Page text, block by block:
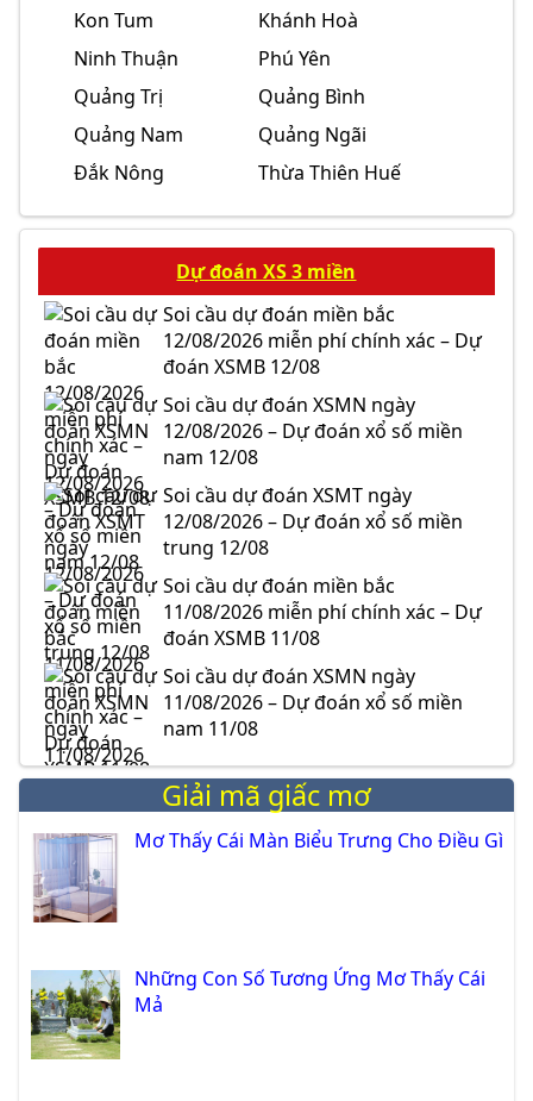
Kon Tum
Khánh Hoà
Ninh Thuận
Phú Yên
Quảng Trị
Quảng Bình
Quảng Nam
Quảng Ngãi
Đắk Nông
Thừa Thiên Huế
Dự đoán XS 3 miền
Soi cầu dự đoán miền bắc
12/08/2026 miễn phí chính xác – Dự
đoán XSMB 12/08
Soi cầu dự đoán XSMN ngày
12/08/2026 – Dự đoán xổ số miền
nam 12/08
Soi cầu dự đoán XSMT ngày
12/08/2026 – Dự đoán xổ số miền
trung 12/08
Soi cầu dự đoán miền bắc
11/08/2026 miễn phí chính xác – Dự
đoán XSMB 11/08
Soi cầu dự đoán XSMN ngày
11/08/2026 – Dự đoán xổ số miền
nam 11/08
Giải mã giấc mơ
Mơ Thấy Cái Màn Biểu Trưng Cho Điều Gì
Những Con Số Tương Ứng Mơ Thấy Cái
Mả